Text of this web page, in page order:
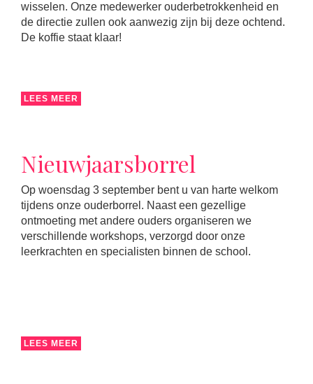
wisselen. Onze medewerker ouderbetrokkenheid en
de directie zullen ook aanwezig zijn bij deze ochtend.
De koffie staat klaar!
LEES MEER
Nieuwjaarsborrel
Op woensdag 3 september bent u van harte welkom
tijdens onze ouderborrel. Naast een gezellige
ontmoeting met andere ouders organiseren we
verschillende workshops, verzorgd door onze
leerkrachten en specialisten binnen de school.
LEES MEER